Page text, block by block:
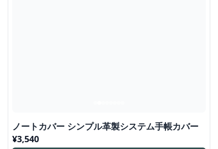
ノートカバー シンプル革製システム手帳カバー
¥3,540